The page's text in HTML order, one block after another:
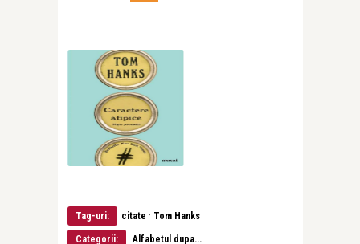
Tag-uri: citate · Tom Hanks
Categorii: Alfabetul dupa...